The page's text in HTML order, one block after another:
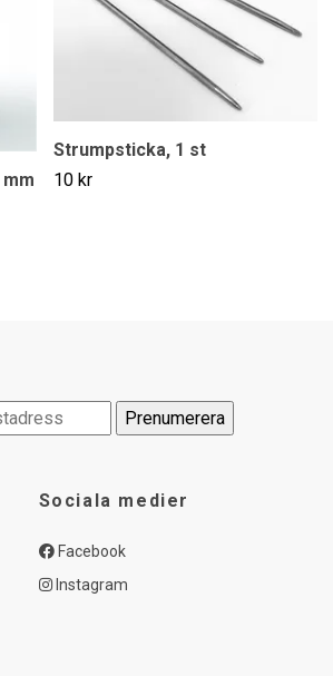
Strumpsticka, 1 st
10 kr
Sociala medier
Facebook
Instagram